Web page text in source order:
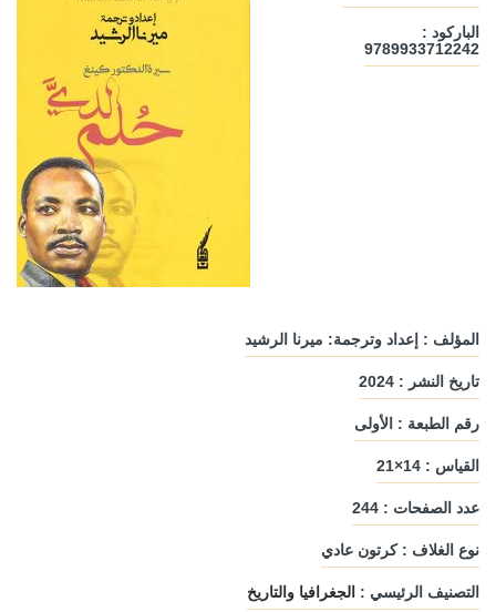
الباركود :
9789933712242
المؤلف : إعداد وترجمة: ميرنا الرشيد
تاريخ النشر : 2024
رقم الطبعة : الأولى
القياس : 14×21
عدد الصفحات : 244
نوع الغلاف : كرتون عادي
التصنيف الرئيسي : الجغرافيا والتاريخ